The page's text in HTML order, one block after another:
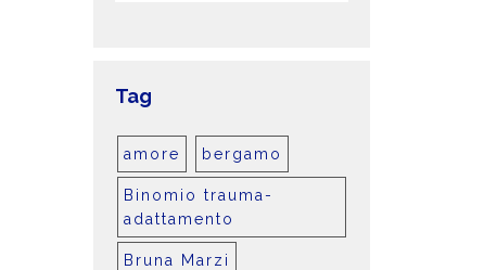
Tag
amore bergamo
Binomio trauma-
adattamento
Bruna Marzi